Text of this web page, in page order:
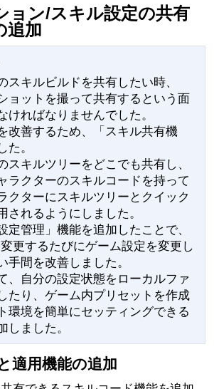
ョン/スキル設定の共有
追加
スキルビルドを共有したい時、
ョットを撮って共有するという面
ければなりませんでした。
改善するため、「スキル共有機
た。
スキルツリーをどこでも共有し、
ラクターのスキルコードを持って
クターにスキルツリーとクイック
されるようにしました。
定管理」機能を追加したことで、
更するたびにゲーム設定を変更し
手間を改善しました。
、自分の設定状態をローカルファ
たり、ゲーム内プリセットを作成
環境を簡単にセッティングできる
しました。
適用機能の追加